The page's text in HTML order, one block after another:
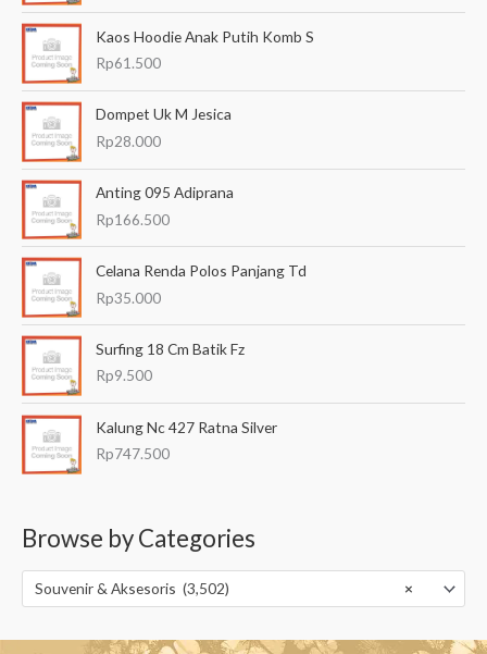
Kaos Hoodie Anak Putih Komb S
Rp61.500
Dompet Uk M Jesica
Rp28.000
Anting 095 Adiprana
Rp166.500
Celana Renda Polos Panjang Td
Rp35.000
Surfing 18 Cm Batik Fz
Rp9.500
Kalung Nc 427 Ratna Silver
Rp747.500
Browse by Categories
×
Souvenir & Aksesoris (3,502)